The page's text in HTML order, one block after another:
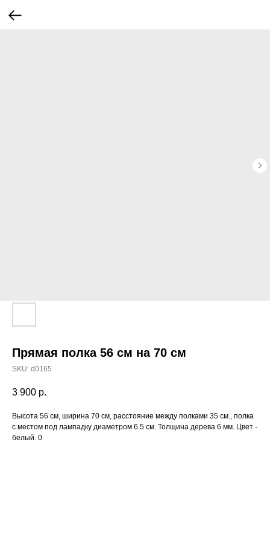
Прямая полка 56 см на 70 см
SKU: d0165
3 900 р.
Высота 56 см, ширина 70 см, расстояние между полками 35 см., полка
с местом под лампадку диаметром 6.5 см. Толщина дерева 6 мм. Цвет -
белый. 0